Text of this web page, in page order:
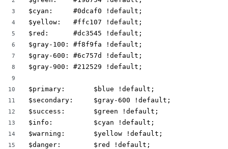
3
4
5
6
7
8
9
10
11
12
13
14
15
$cyan:     #0dcaf0 !default;
$yellow:   #ffc107 !default;
$red:      #dc3545 !default;
$gray-100: #f8f9fa !default;
$gray-600: #6c757d !default;
$gray-900: #212529 !default;
$primary:       $blue !default;
$secondary:     $gray-600 !default;
$success:       $green !default;
$info:          $cyan !default;
$warning:       $yellow !default;
$danger:        $red !default;